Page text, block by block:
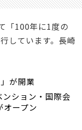
「100年に1度の
しています。長崎
が開業
ション・国際会
オープン